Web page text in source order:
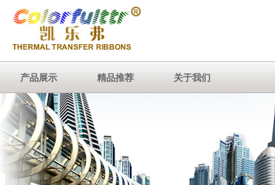
产品展示 精品推荐 关于我们